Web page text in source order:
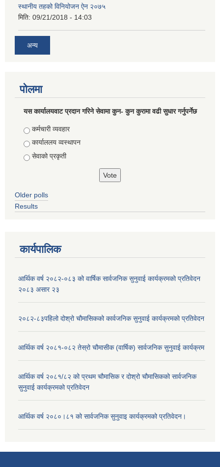
स्थानीय तहको विनियोजन ऐन २०७५
मिति: 09/21/2018 - 14:03
अन्य
पोलमा
यस कार्यालयवाट प्रदान गरिने सेवामा कुन- कुन कुरामा वढी सुधार गर्नुपर्नेछ
Choices
कर्मचारी व्यवहार
कार्याललय व्वस्थापन
सेवाको प्रकृती
Older polls
Results
कार्यपालिक
आर्थिक वर्ष २०८२-०८३ को वार्षिक सार्वजनिक सुनुवाई कार्यक्रमको प्रतिवेदन
२०८३ असार २३
२०८२-८३पहिलो दोश्रो चौमासिकको कार्वजनिक सुनुवाई कार्यक्रमको प्रतिवेदन
आर्थिक वर्ष २०८१-०८२ तेस्रो चौमासीक (वार्षिक) सार्वजनिक सुनुवाई कार्यक्रम
आर्थिक वर्ष २०८१/८२ को प्रथम चौमासिक र दोश्रो चौमासिकको सार्वजनिक
सुनुवाई कार्यक्रमको प्रतिवेदन
आर्थिक वर्ष २०८०।८१ को सार्वजनिक सुनुवाइ कार्यक्रमको प्रतिवेदन।